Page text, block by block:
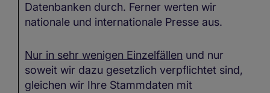
Datenbanken durch. Ferner werten wir
nationale und internationale Presse aus.
Nur in sehr wenigen Einzelfällen und nur
soweit wir dazu gesetzlich verpflichtet sind,
gleichen wir Ihre Stammdaten mit